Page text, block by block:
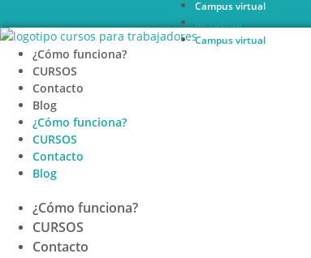
al
contenido
Campus virtual
Mi cuenta
Campus virtual
¿Cómo funciona?
CURSOS
Contacto
Blog
¿Cómo funciona?
CURSOS
Contacto
Blog
¿Cómo funciona?
CURSOS
Contacto